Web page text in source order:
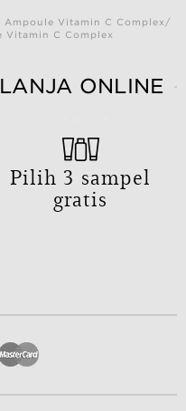
Ampoule Vitamin C Complex/
Vitamin C Complex
ONLINE
Pilih 3 sampel
gratis